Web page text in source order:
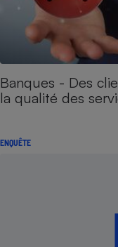
Banques - Des
la qualité des
ENQUÊTE